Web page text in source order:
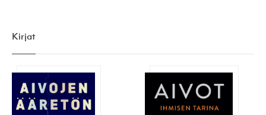
Kirjat
Aivojen ääretön tarina